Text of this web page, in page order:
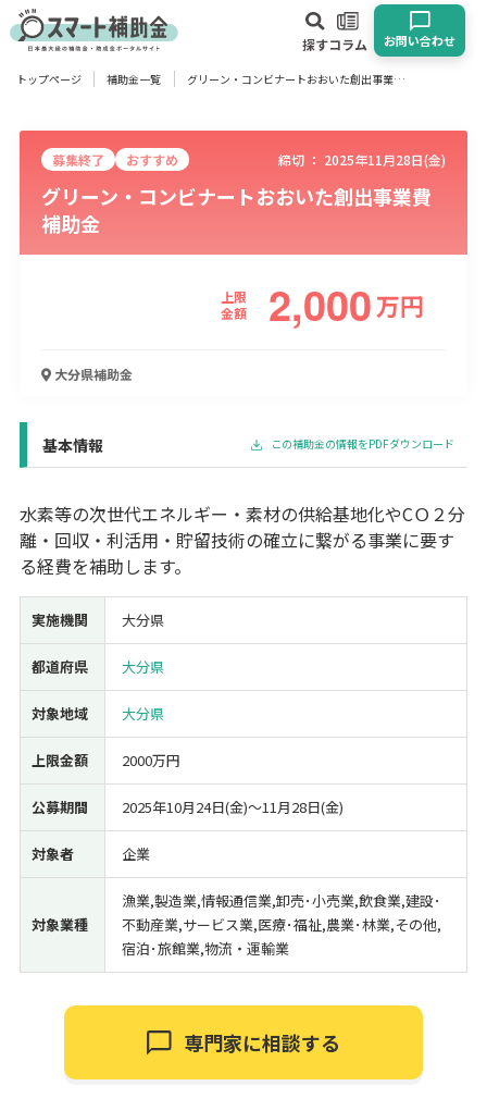
探すコラム お問い合わせ
対象
企業 団体 個人 その他
エリア
建設･不動産業
経営改善・経営強化 販路拡大 海外展開 設備投資
IT導入
人材採用・雇用
人材育成・福利厚生
特許・知的財産
起業・創業
事業承継
環境・省エネ
テレワーク
受付中のみ
検索
トップページ 補助金一覧 グリーン・コンビナートおおいた創出事業費補助金
募集終了 おすすめ 締切 ： 2025年11月28日(金)
グリーン・コンビナートおおいた創出事業費
補助金
上限
金額
2,000万円
大分県補助金
基本情報 この補助金の情報をPDFダウンロード
水素等の次世代エネルギー・素材の供給基地化やCＯ２分
離・回収・利活用・貯留技術の確立に繋がる事業に要す
る経費を補助します。
実施機関 大分県
都道府県 大分県
対象地域 大分県
上限金額 2000万円
公募期間 2025年10月24日(金)〜11月28日(金)
対象者 企業
対象業種
漁業,製造業,情報通信業,卸売･小売業,飲食業,建設･
不動産業,サービス業,医療･福祉,農業･林業,その他,
宿泊･旅館業,物流・運輸業
専門家に相談する